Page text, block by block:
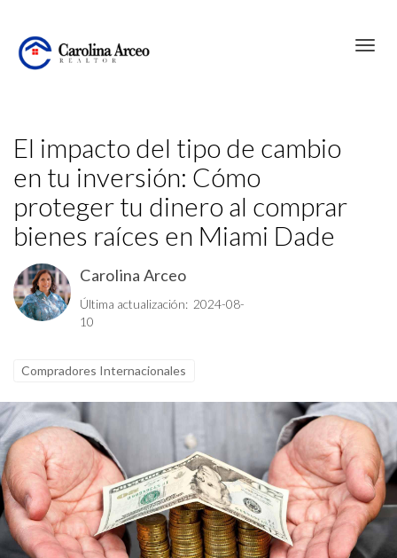
El impacto del tipo de cambio
en tu inversión: Cómo
proteger tu dinero al comprar
bienes raíces en Miami Dade
Carolina Arceo
Última actualización: 2024-08-
10
Compradores Internacionales